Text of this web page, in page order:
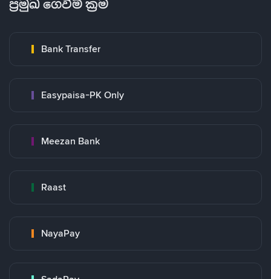
ප්‍රමුඛ ගෙවීම් ක්‍රම
Bank Transfer
Easypaisa-PK Only
Meezan Bank
Raast
NayaPay